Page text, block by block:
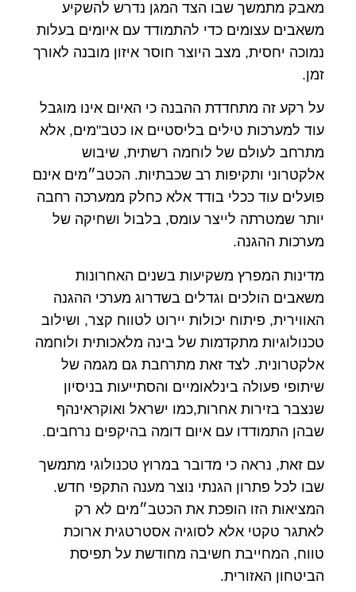
מאבק מתמשך שבו הצד המגן נדרש להשקיע
משאבים עצומים כדי להתמודד עם איומים בעלות
נמוכה יחסית, מצב היוצר חוסר איזון מובנה לאורך
זמן.
על רקע זה מתחדדת ההבנה כי האיום אינו מוגבל
עוד למערכות טילים בליסטיים או כטב"מים, אלא
מתרחב לעולם של לוחמה רשתית, שיבוש
אלקטרוני ותקיפות רב שכבתיות. הכטב״מים אינם
פועלים עוד ככלי בודד אלא כחלק ממערכה רחבה
יותר שמטרתה לייצר עומס, בלבול ושחיקה של
מערכות ההגנה.
מדינות המפרץ משקיעות בשנים האחרונות
משאבים הולכים וגדלים בשדרוג מערכי ההגנה
האווירית, פיתוח יכולות יירוט לטווח קצר, ושילוב
טכנולוגיות מתקדמות של בינה מלאכותית ולוחמה
אלקטרונית. לצד זאת מתרחבת גם מגמה של
שיתופי פעולה בינלאומיים והסתייעות בניסיון
שנצבר בזירות אחרות,כמו ישראל ואוקראינהף
שבהן התמודדו עם איום דומה בהיקפים נרחבים.
עם זאת, נראה כי מדובר במרוץ טכנולוגי מתמשך
שבו לכל פתרון הגנתי נוצר מענה התקפי חדש.
המציאות הזו הופכת את הכטב״מים לא רק
לאתגר טקטי אלא לסוגיה אסטרטגית ארוכת
טווח, המחייבת חשיבה מחודשת על תפיסת
הביטחון האזורית.